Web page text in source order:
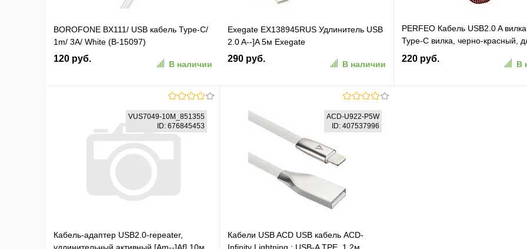
BOROFONE BX111/ USB кабель Type-C/
1m/ 3A/ White (B-15097)
120 руб.
В наличии
В корзину
В избранное К сравнению
Exegate EX138945RUS Удлинитель USB
2.0 A--]A 5м Exegate
290 руб.
В наличии
В корзину
В избранное К сравнению
PERFEO Кабель USB2.0 A
Type-C вилка, черно-красный,
м. (U4901)
220 руб.
В
VUS7049-10M_851355
ID: 676845453
Кабель-адаптер USB2.0-repeater,
ACD-U922-P5W
ID: 407537996
Кабели USB ACD USB кабель ACD-